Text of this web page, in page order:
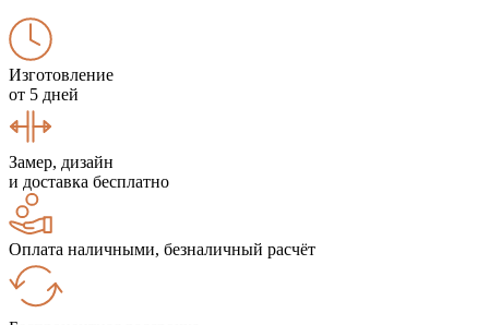
Изготовление
от 5 дней
Замер, дизайн
и доставка бесплатно
Оплата наличными, безналичный расчёт